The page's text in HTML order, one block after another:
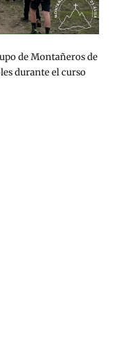
de Montañeros de
durante el curso